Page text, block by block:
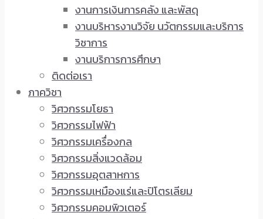
งานการเงินการคลัง และพัสดุ
งานบริหารงานวิจัย นวัตกรรมและบริการ
วิชาการ
งานบริการการศึกษา
ติดต่อเรา
ภาควิชา
วิศวกรรมโยธา
วิศวกรรมไฟฟ้า
วิศวกรรมเครื่องกล
วิศวกรรมสิ่งแวดล้อม
วิศวกรรมอุตสาหการ
วิศวกรรมเหมืองแร่และปิโตรเลียม
วิศวกรรมคอมพิวเตอร์